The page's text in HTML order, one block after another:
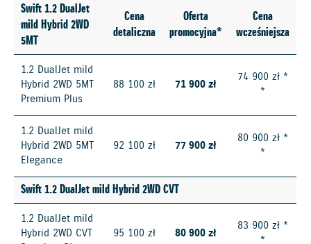
Swift 1.2 DualJet
mild Hybrid 2WD
5MT
Cena
detaliczna
Oferta
promocyjna*
Cena
wcześniejsza
1.2 DualJet mild
Hybrid 2WD 5MT
Premium Plus
88 100 zł 71 900 zł
74 900 zł *
*
1.2 DualJet mild
Hybrid 2WD 5MT
Elegance
92 100 zł 77 900 zł
80 900 zł *
*
Swift 1.2 DualJet mild Hybrid 2WD CVT
1.2 DualJet mild
Hybrid 2WD CVT
95 100 zł 80 900 zł
83 900 zł *
*